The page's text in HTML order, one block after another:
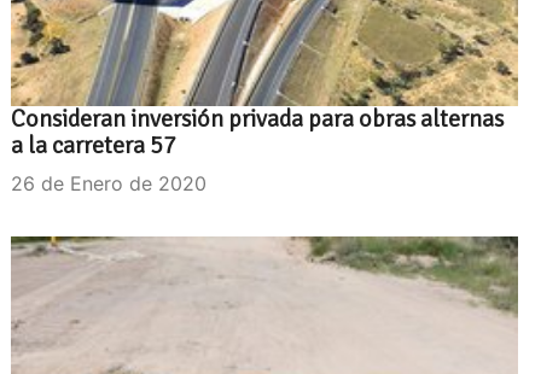
Consideran inversión privada para obras alternas
a la carretera 57
26 de Enero de 2020